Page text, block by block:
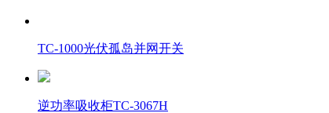
TC-1000光伏孤岛并网开关
逆功率吸收柜TC-3067H